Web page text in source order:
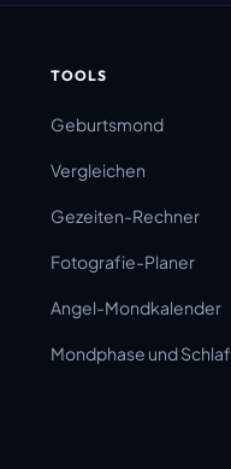
TOOLS
Geburtsmond
Vergleichen
Gezeiten-Rechner
Fotografie-Planer
Angel-Mondkalender
Mondphase und Schlaf